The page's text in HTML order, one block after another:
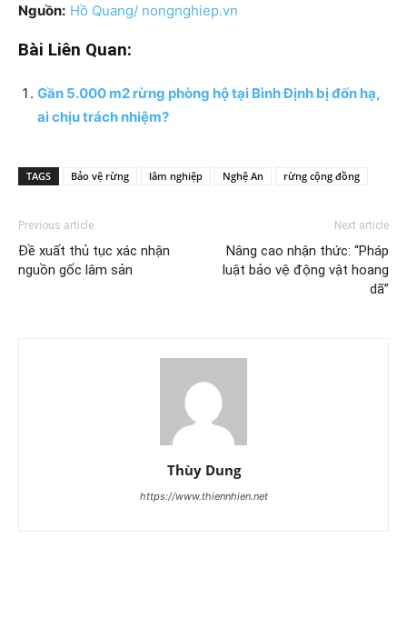
Nguồn: Hồ Quang/ nongnghiep.vn
Bài Liên Quan:
Gần 5.000 m2 rừng phòng hộ tại Bình Định bị đốn hạ,
ai chịu trách nhiệm?
TAGS Bảo vệ rừng lâm nghiệp Nghệ An rừng cộng đồng
Previous article
Đề xuất thủ tục xác nhận
nguồn gốc lâm sản
Next article
Nâng cao nhận thức: “Pháp
luật bảo vệ động vật hoang
dã”
Thùy Dung
https://www.thiennhien.net